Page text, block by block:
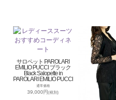
サロペット PAROLARI
EMILIO PUCCI ブラック
Black Salopette in
PAROLARI EMILIO PUCCI
通常価格
39,000円(税別)